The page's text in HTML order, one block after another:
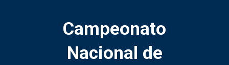
Campeonato
Nacional de